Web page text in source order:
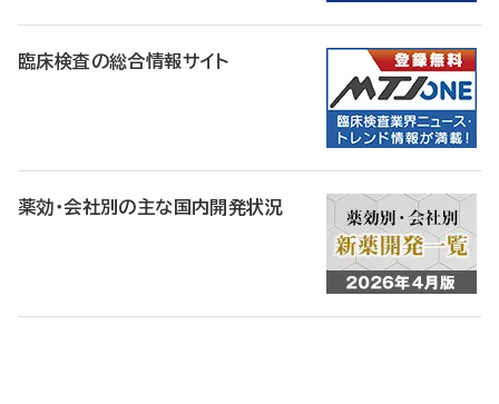
臨床検査の総合情報サイト
薬効・会社別の主な国内開発状況